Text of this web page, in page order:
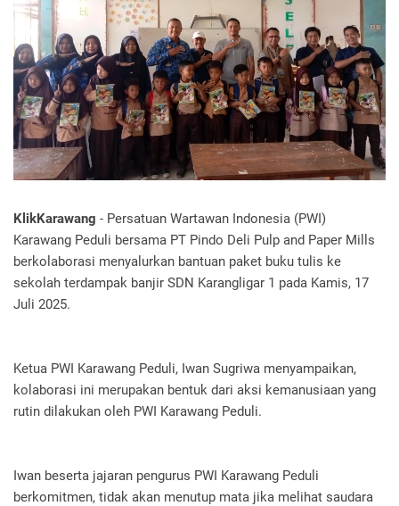
KlikKarawang - Persatuan Wartawan Indonesia (PWI)
Karawang Peduli bersama PT Pindo Deli Pulp and Paper Mills
berkolaborasi menyalurkan bantuan paket buku tulis ke
sekolah terdampak banjir SDN Karangligar 1 pada Kamis, 17
Juli 2025.
Ketua PWI Karawang Peduli, Iwan Sugriwa menyampaikan,
kolaborasi ini merupakan bentuk dari aksi kemanusiaan yang
rutin dilakukan oleh PWI Karawang Peduli.
Iwan beserta jajaran pengurus PWI Karawang Peduli
berkomitmen, tidak akan menutup mata jika melihat saudara